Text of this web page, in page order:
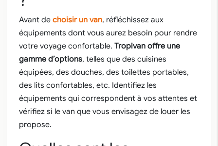
Avant de choisir un van, réfléchissez aux
équipements dont vous aurez besoin pour rendre
votre voyage confortable. Tropivan offre une
gamme d’options, telles que des cuisines
équipées, des douches, des toilettes portables,
des lits confortables, etc. Identifiez les
équipements qui correspondent à vos attentes et
vérifiez si le van que vous envisagez de louer les
propose.